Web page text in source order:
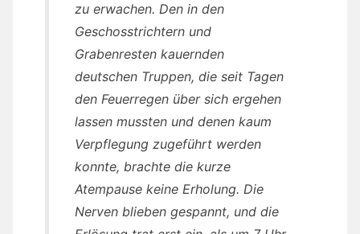
zu erwachen. Den in den
Geschosstrichtern und
Grabenresten kauernden
deutschen Truppen, die seit Tagen
den Feuerregen über sich ergehen
lassen mussten und denen kaum
Verpflegung zugeführt werden
konnte, brachte die kurze
Atempause keine Erholung. Die
Nerven blieben gespannt, und die